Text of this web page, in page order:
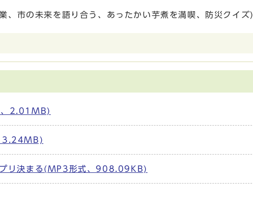
、市の未来を語り合う、あったかい芋煮を満喫、防災クイズ)
、2.01MB)
3.24MB)
リ決まる(MP3形式、908.09KB)